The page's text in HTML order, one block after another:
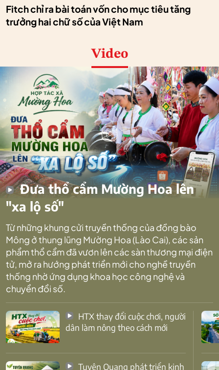
Fitch chỉ ra bài toán vốn cho mục tiêu tăng
trưởng hai chữ số của Việt Nam
Video
Đưa thổ cẩm Mường Hoa lên
"xa lộ số"
Từ những khung cửi truyền thống của đồng bào
Mông ở thung lũng Mường Hoa (Lào Cai), các sản
phẩm thổ cẩm đã vươn lên các sàn thương mại điện
tử, mở ra hướng phát triển mới cho nghề truyền
thống nhờ ứng dụng khoa học công nghệ và
chuyển đổi số.
dân làm nông theo cách mới